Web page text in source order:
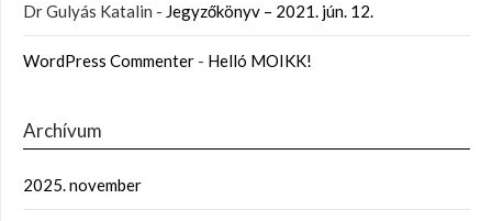
Dr Gulyás Katalin - Jegyzőkönyv – 2021. jún. 12.
WordPress Commenter - Helló MOIKK!
Archívum
2025. november